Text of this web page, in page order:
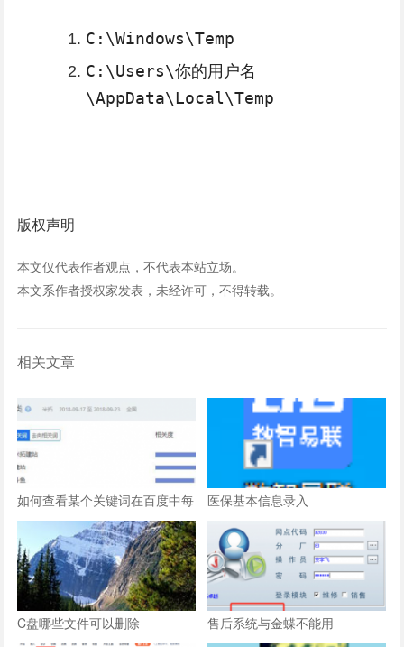
C:\Windows\Temp
C:\Users\你的用户名
\AppData\Local\Temp
版权声明
本文仅代表作者观点，不代表本站立场。
本文系作者授权家发表，未经许可，不得转载。
相关文章
如何查看某个关键词在百度中每
天的搜索次数
医保基本信息录入
C盘哪些文件可以删除 售后系统与金蝶不能用